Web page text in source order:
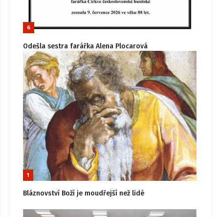
6
Odešla sestra farářka Alena Plocarová
1
Bláznovství Boží je moudřejší než lidé